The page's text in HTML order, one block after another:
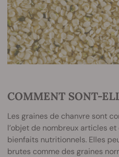
COMMENT SONT-
Les graines de chanvre sont
l’objet de nombreux articles
bienfaits nutritionnels. Elles
brutes comme des graines